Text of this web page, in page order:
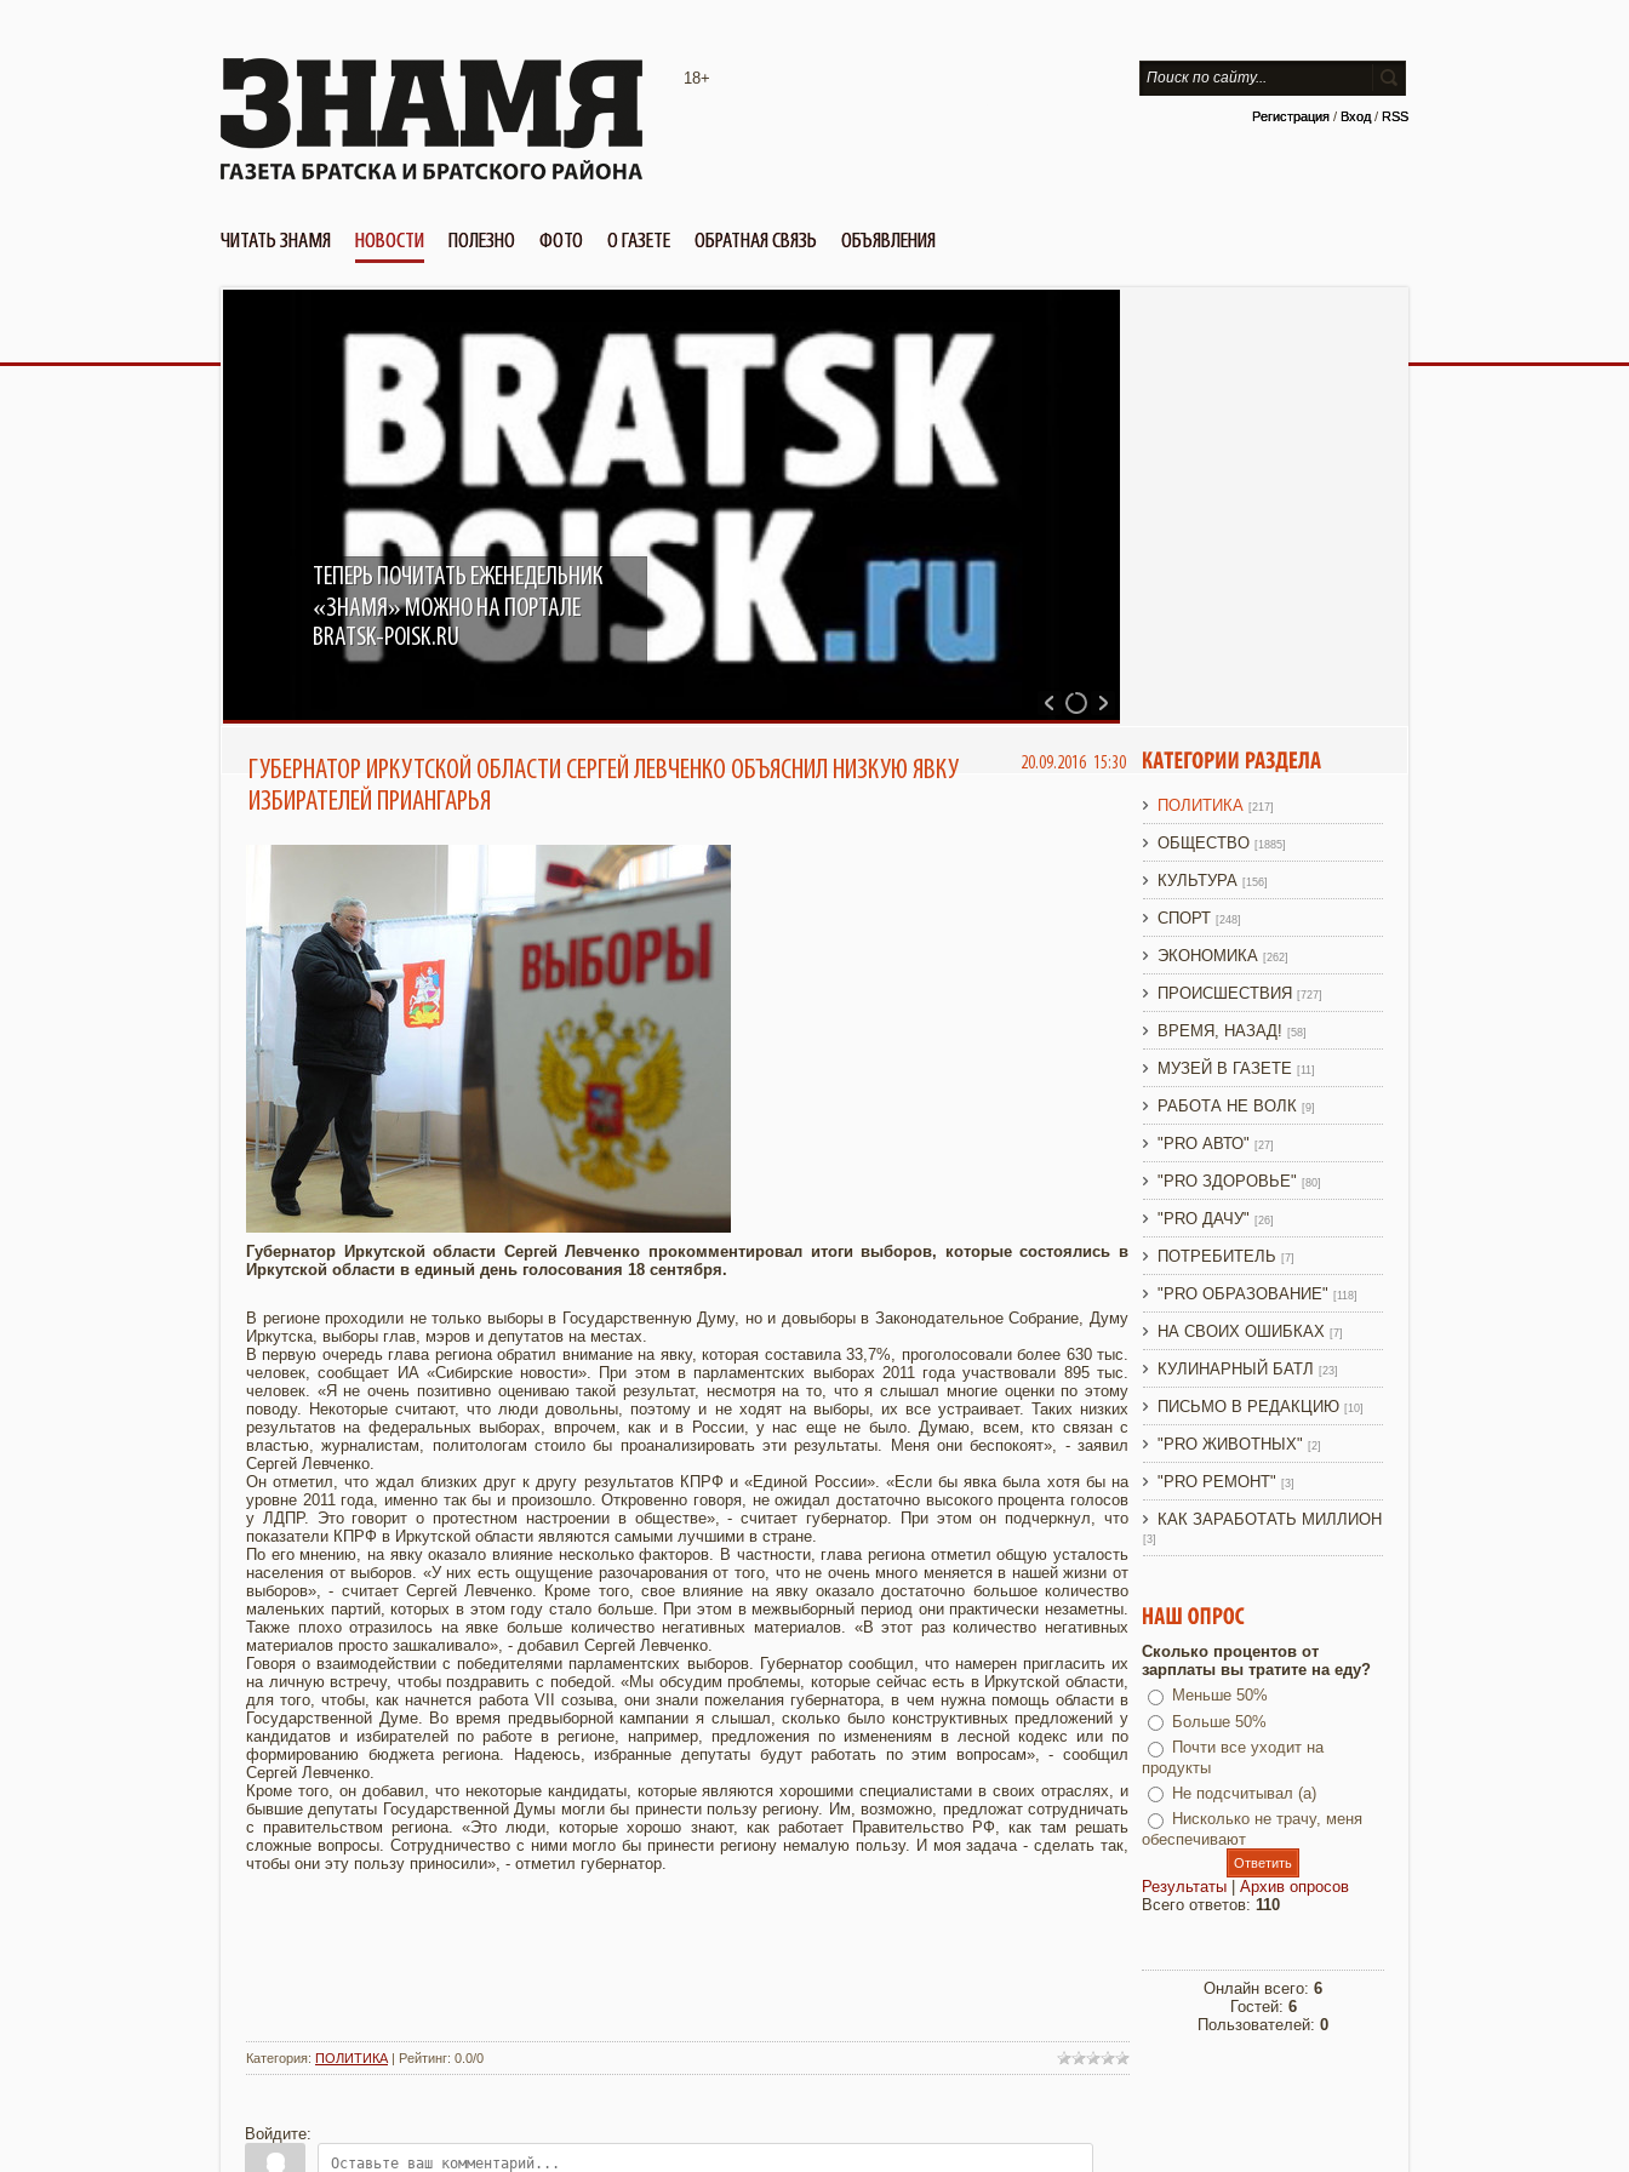
18+
Регистрация / Вход / RSS
ЧИТАТЬ ЗНАМЯ НОВОСТИ ПОЛЕЗНО ФОТО О ГАЗЕТЕ ОБРАТНАЯ СВЯЗЬ ОБЪЯВЛЕНИЯ
ТЕПЕРЬ ПОЧИТАТЬ ЕЖЕНЕДЕЛЬНИК
«ЗНАМЯ» МОЖНО НА ПОРТАЛЕ
BRATSK-POISK.RU
20.09.2016 15:30
ГУБЕРНАТОР ИРКУТСКОЙ ОБЛАСТИ СЕРГЕЙ ЛЕВЧЕНКО ОБЪЯСНИЛ НИЗКУЮ ЯВКУ
ИЗБИРАТЕЛЕЙ ПРИАНГАРЬЯ
Губернатор Иркутской области Сергей Левченко прокомментировал итоги выборов, которые состоялись в
Иркутской области в единый день голосования 18 сентября.
В регионе проходили не только выборы в Государственную Думу, но и довыборы в Законодательное Собрание, Думу
Иркутска, выборы глав, мэров и депутатов на местах.
В первую очередь глава региона обратил внимание на явку, которая составила 33,7%, проголосовали более 630 тыс.
человек, сообщает ИА «Сибирские новости». При этом в парламентских выборах 2011 года участвовали 895 тыс.
человек. «Я не очень позитивно оцениваю такой результат, несмотря на то, что я слышал многие оценки по этому
поводу. Некоторые считают, что люди довольны, поэтому и не ходят на выборы, их все устраивает. Таких низких
результатов на федеральных выборах, впрочем, как и в России, у нас еще не было. Думаю, всем, кто связан с
властью, журналистам, политологам стоило бы проанализировать эти результаты. Меня они беспокоят», - заявил
Сергей Левченко.
Он отметил, что ждал близких друг к другу результатов КПРФ и «Единой России». «Если бы явка была хотя бы на
уровне 2011 года, именно так бы и произошло. Откровенно говоря, не ожидал достаточно высокого процента голосов
у ЛДПР. Это говорит о протестном настроении в обществе», - считает губернатор. При этом он подчеркнул, что
показатели КПРФ в Иркутской области являются самыми лучшими в стране.
По его мнению, на явку оказало влияние несколько факторов. В частности, глава региона отметил общую усталость
населения от выборов. «У них есть ощущение разочарования от того, что не очень много меняется в нашей жизни от
выборов», - считает Сергей Левченко. Кроме того, свое влияние на явку оказало достаточно большое количество
маленьких партий, которых в этом году стало больше. При этом в межвыборный период они практически незаметны.
Также плохо отразилось на явке больше количество негативных материалов. «В этот раз количество негативных
материалов просто зашкаливало», - добавил Сергей Левченко.
Говоря о взаимодействии с победителями парламентских выборов. Губернатор сообщил, что намерен пригласить их
на личную встречу, чтобы поздравить с победой. «Мы обсудим проблемы, которые сейчас есть в Иркутской области,
для того, чтобы, как начнется работа VII созыва, они знали пожелания губернатора, в чем нужна помощь области в
Государственной Думе. Во время предвыборной кампании я слышал, сколько было конструктивных предложений у
кандидатов и избирателей по работе в регионе, например, предложения по изменениям в лесной кодекс или по
формированию бюджета региона. Надеюсь, избранные депутаты будут работать по этим вопросам», - сообщил
Сергей Левченко.
Кроме того, он добавил, что некоторые кандидаты, которые являются хорошими специалистами в своих отраслях, и
бывшие депутаты Государственной Думы могли бы принести пользу региону. Им, возможно, предложат сотрудничать
с правительством региона. «Это люди, которые хорошо знают, как работает Правительство РФ, как там решать
сложные вопросы. Сотрудничество с ними могло бы принести региону немалую пользу. И моя задача - сделать так,
чтобы они эту пользу приносили», - отметил губернатор.
Категория: ПОЛИТИКА | Рейтинг: 0.0/0
Войдите:
ПОЛИТИКА [217]
ОБЩЕСТВО [1885]
КУЛЬТУРА [156]
СПОРТ [248]
ЭКОНОМИКА [262]
ПРОИСШЕСТВИЯ [727]
ВРЕМЯ, НАЗАД! [58]
МУЗЕЙ В ГАЗЕТЕ [11]
РАБОТА НЕ ВОЛК [9]
"PRO АВТО" [27]
"PRO ЗДОРОВЬЕ" [80]
"PRO ДАЧУ" [26]
ПОТРЕБИТЕЛЬ [7]
"PRO ОБРАЗОВАНИЕ" [118]
НА СВОИХ ОШИБКАХ [7]
КУЛИНАРНЫЙ БАТЛ [23]
ПИСЬМО В РЕДАКЦИЮ [10]
"PRO ЖИВОТНЫХ" [2]
"PRO РЕМОНТ" [3]
КАК ЗАРАБОТАТЬ МИЛЛИОН
[3]
Сколько процентов от
зарплаты вы тратите на еду?
Меньше 50%
Больше 50%
Почти все уходит на
продукты
Не подсчитывал (а)
Нисколько не трачу, меня
обеспечивают
Результаты
Архив опросов
Всего ответов: 110
Онлайн всего: 6
Гостей: 6
Пользователей: 0